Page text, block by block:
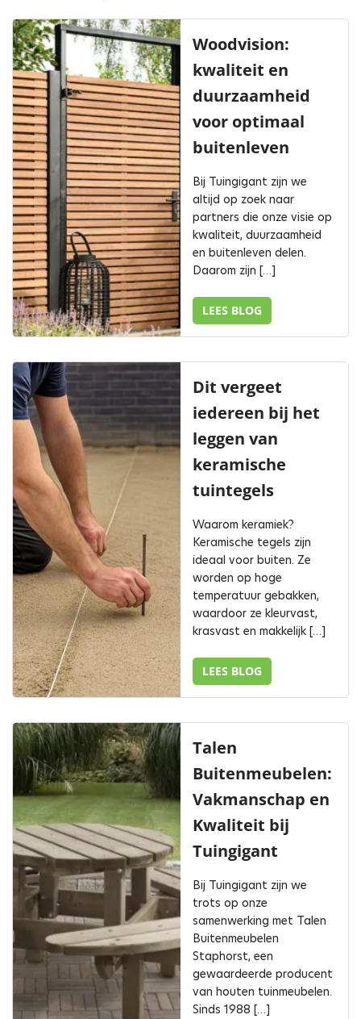
Woodvision:
kwaliteit en
duurzaamheid
voor optimaal
buitenleven
Bij Tuingigant zijn we
altijd op zoek naar
partners die onze visie op
kwaliteit, duurzaamheid
en buitenleven delen.
Daarom zijn […]
LEES BLOG
Dit vergeet
iedereen bij het
leggen van
keramische
tuintegels
Waarom keramiek?
Keramische tegels zijn
ideaal voor buiten. Ze
worden op hoge
temperatuur gebakken,
waardoor ze kleurvast,
krasvast en makkelijk […]
LEES BLOG
Talen
Buitenmeubelen:
Vakmanschap en
Kwaliteit bij
Tuingigant
Bij Tuingigant zijn we
trots op onze
samenwerking met Talen
Buitenmeubelen
Staphorst, een
gewaardeerde producent
van houten tuinmeubelen.
Sinds 1988 […]